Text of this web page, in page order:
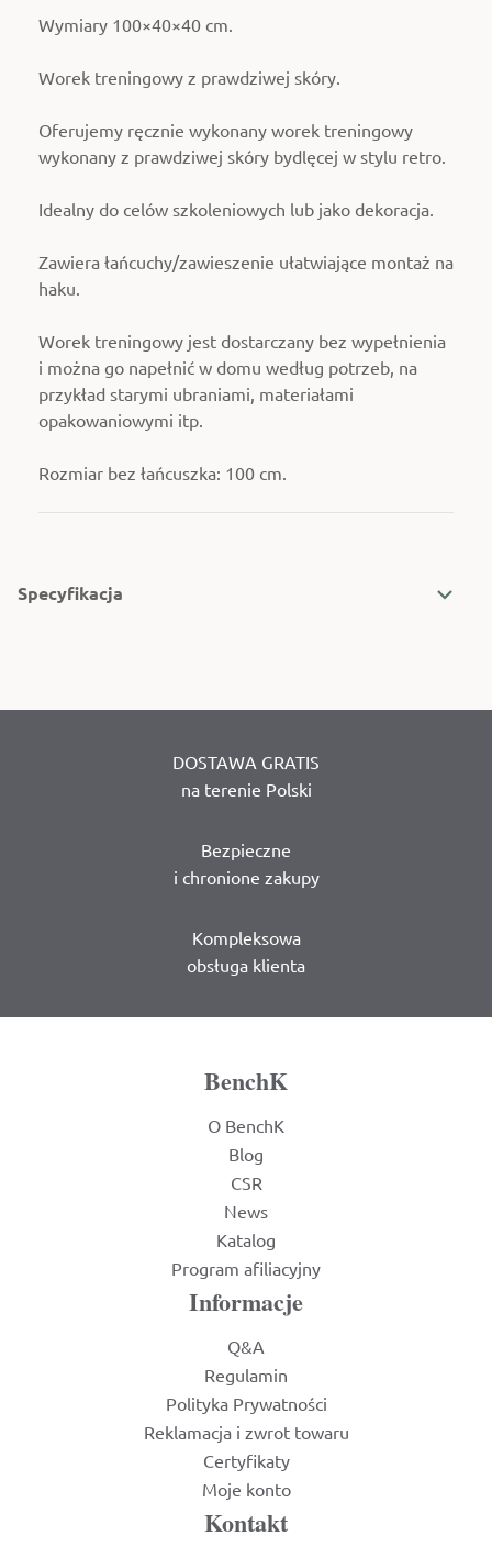
Wymiary 100×40×40 cm.
Worek treningowy z prawdziwej skóry.
Oferujemy ręcznie wykonany worek treningowy
wykonany z prawdziwej skóry bydlęcej w stylu retro.
Idealny do celów szkoleniowych lub jako dekoracja.
Zawiera łańcuchy/zawieszenie ułatwiające montaż na
haku.
Worek treningowy jest dostarczany bez wypełnienia
i można go napełnić w domu według potrzeb, na
przykład starymi ubraniami, materiałami
opakowaniowymi itp.
Rozmiar bez łańcuszka: 100 cm.
Specyfikacja
DOSTAWA GRATIS
na terenie Polski
Bezpieczne
i chronione zakupy
Kompleksowa
obsługa klienta
BenchK
O BenchK
Blog
CSR
News
Katalog
Program afiliacyjny
Informacje
Q&A
Regulamin
Polityka Prywatności
Reklamacja i zwrot towaru
Certyfikaty
Moje konto
Kontakt